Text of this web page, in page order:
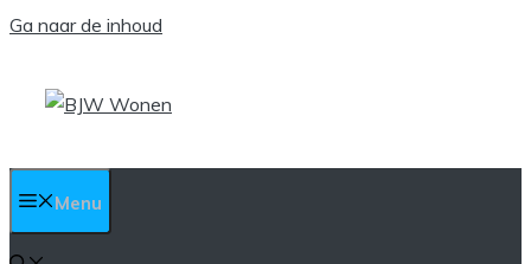
Ga naar de inhoud
Menu